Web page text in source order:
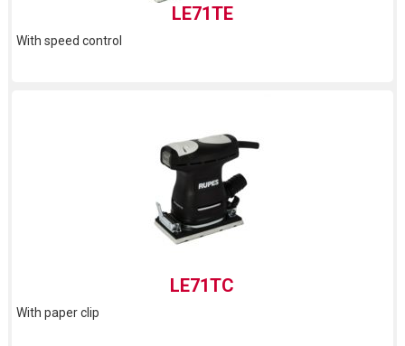
LE71TE
With speed control
LE71TC
With paper clip